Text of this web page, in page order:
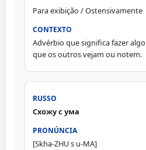
Para exibição / Ostensivamente
Advérbio que significa fazer
que os outros vejam ou notem.
Схожу с ума
[Skha-ZHU s u-MA]